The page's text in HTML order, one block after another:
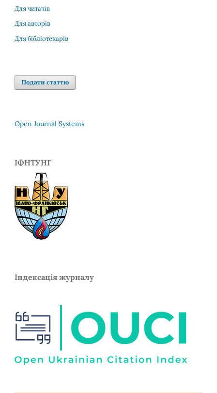
Для читачів
Для авторів
Для бібліотекарів
Подати статтю
Open Journal Systems
ІФНТУНГ
Індексація журналу